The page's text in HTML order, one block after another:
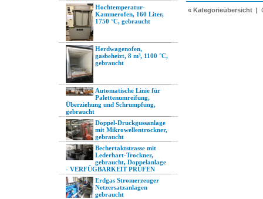
Hochtemperatur-
Kammerofen, 160 Liter,
1750 °C, gebraucht
Herdwagenofen,
gasbeheizt, 8 m³, 1100 °C,
gebraucht
Automatische Linie für
Palettenumreifung,
Überziehung und Schrumpfung,
gebraucht
Doppel-Druckgussanlage
mit Mikrowellentrockner,
gebraucht
Bechertaktstrasse mit
Lederhart-Trockner,
gebraucht, Doppelanlage
- VERFÜGBARKEIT PRÜFEN
Erdgas Stromerzeuger
Netzersatzanlagen
gebraucht
« Kategorieübersicht |